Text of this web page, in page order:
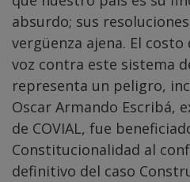
absurdo; sus
vergüenza ajena. El
voz contra este sistema
representa un peligro,
Oscar Armando Escribá,
de COVIAL, fue
Constitucionalidad al
definitivo del caso